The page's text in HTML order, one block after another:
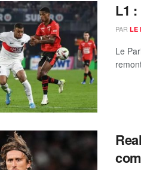
L1 :
PAR LE
Le